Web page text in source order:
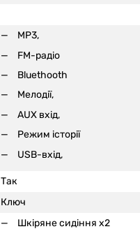
MP3,
FM-радіо
Bluethooth
Мелодії,
AUX вхід,
Режим історії
USB-вхід,
Так
Ключ
Шкіряне сидіння x2